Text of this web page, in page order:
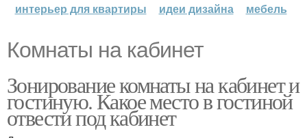
интерьер для квартиры
идеи дизайна мебель
Комнаты на кабинет
Зонирование комнаты на кабинет и
гостиную. Какое место в гостиной
отвести под кабинет